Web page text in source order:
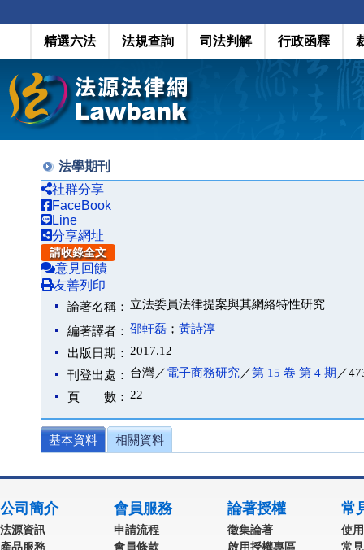
精選六法 法規查詢 司法判解 行政函釋
法學期刊
社群分享
FaceBook
Line
分享網址
請收錄全文
意見回饋
友善列印
論著名稱： 立法委員法律提案與其網絡特性研究
編著譯者： 邵軒磊 ； 黃詩淳
出版日期： 2017.12
刊登出處： 台灣／電子商務研究／第 15 卷 第 4 期 ／
頁 數： 22
基本資料 相關資料
公司簡介
法源資訊
產品服務
會員服務
申請流程
會員條款
論著授權
徵集論著
啟用授權專區
常
使
常